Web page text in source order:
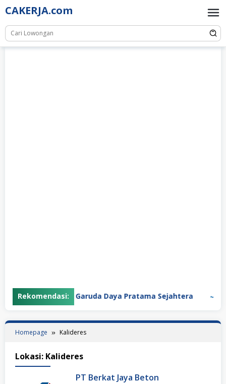
Skip
to
content
CAKERJA.com
Rekomendasi:PT Garuda Daya Pratama Sejahtera
Homepage Kalideres
Lokasi: Kalideres
PT Berkat Jaya Beton